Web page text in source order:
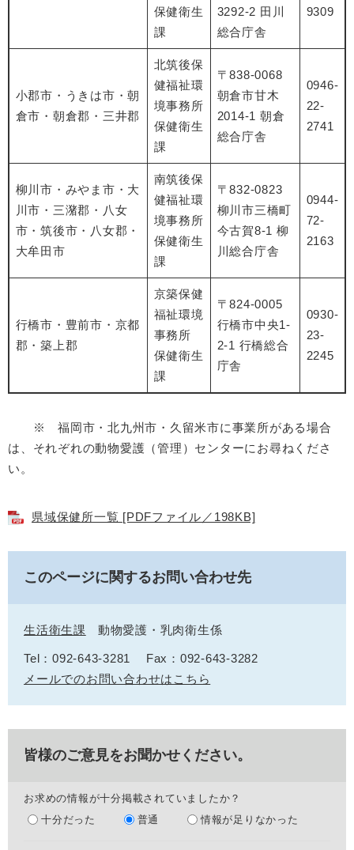
保健衛生
課
3292-2 田川
総合庁舎
9309
小郡市・うきは市・朝
倉市・朝倉郡・三井郡
北筑後保
健福祉環
境事務所
保健衛生
課
〒838-0068
朝倉市甘木
2014-1 朝倉
総合庁舎
0946-
22-
2741
柳川市・みやま市・大
川市・三潴郡・八女
市・筑後市・八女郡・
大牟田市
南筑後保
健福祉環
境事務所
保健衛生
課
〒832-0823
柳川市三橋町
今古賀8-1 柳
川総合庁舎
0944-
72-
2163
⾏橋市・豊前市・京都
郡・築上郡
京築保健
福祉環境
事務所
保健衛生
課
〒824-0005
⾏橋市中央1-
2-1 ⾏橋総合
庁舎
0930-
23-
2245
※ 福岡市・北九州市・久留米市に事業所がある場合
は、それぞれの動物愛護（管理）センターにお尋ねくださ
い。
県域保健所一覧 [PDFファイル／198KB]
このページに関するお問い合わせ先
生活衛生課 動物愛護・乳肉衛生係
Tel：092-643-3281
Fax：092-643-3282
メールでのお問い合わせはこちら
皆様のご意見をお聞かせください。
お求めの情報が十分掲載されていましたか？
十分だった
普通 情報が足りなかった